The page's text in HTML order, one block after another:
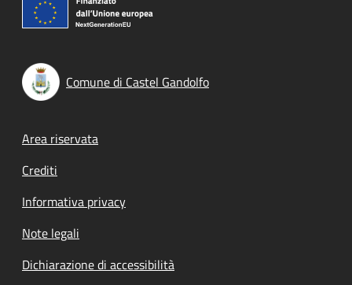
Comune di Castel Gandolfo
Footer menu
Area riservata
Crediti
Informativa privacy
Note legali
Dichiarazione di accessibilità